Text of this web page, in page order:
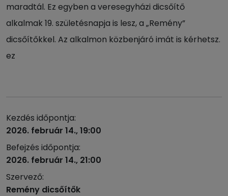
maradtál. Ez egyben a veresegyházi dicsőítő
alkalmak 19. születésnapja is lesz, a „Remény”
dicsőítőkkel. Az alkalmon közbenjáró imát is kérhetsz.
ez
Kezdés időpontja:
2026. február 14., 19:00
Befejzés időpontja:
2026. február 14., 21:00
Szervező:
Remény dicsőítők